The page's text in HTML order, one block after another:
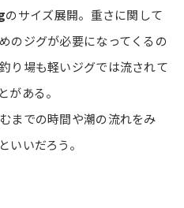
のサイズ展開。重さに関して
のジグが必要になってくるの
り場も軽いジグでは流されて
がある。
までの時間や潮の流れをみ
いいだろう。